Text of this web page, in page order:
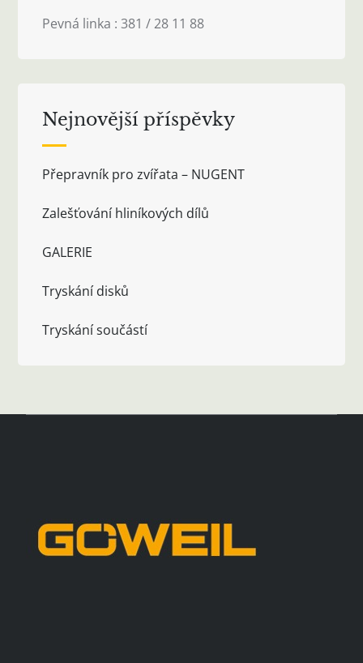
Pevná linka : 381 / 28 11 88
Nejnovější příspěvky
Přepravník pro zvířata – NUGENT
Zalešťování hliníkových dílů
GALERIE
Tryskání disků
Tryskání součástí